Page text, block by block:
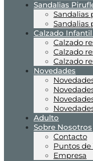
Sandalias
Sandalias
Sandalias
Calzado
Calzado
Calzado
Calzado
Novedades
Adulto
Sobre Nosotros
Contacto
Puntos de
Empresa